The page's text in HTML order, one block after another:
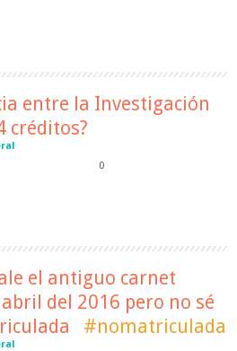
entre la Investigación
créditos?
0
el antiguo carnet
del 2016 pero no sé
#nomatriculada